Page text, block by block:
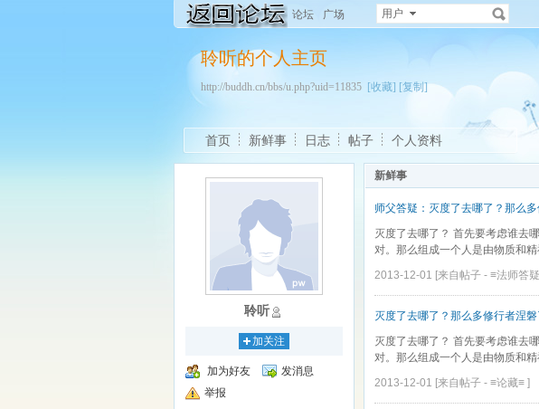
论坛 广场 用户
聆听的个人主页
http://buddh.cn/bbs/u.php?uid=11835 [收藏] [复制]
首页 新鲜事 日志 帖子 个人资料
聆听
加关注
加为好友
发消息
举报
新鲜事
师父答疑：灭度了去哪了？那么
灭度了去哪了？ 首先要考虑谁去
对。那么组成一个人是由物质和
2013-12-01 [来自帖子 - ≡法师答
灭度了去哪了？那么多修行者涅
灭度了去哪了？ 首先要考虑谁去
对。那么组成一个人是由物质和
2013-12-01 [来自帖子 - ≡论藏≡ ]